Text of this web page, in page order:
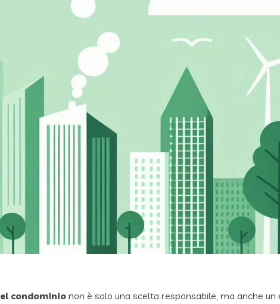
condominio non è solo una scelta responsabile, ma anche un